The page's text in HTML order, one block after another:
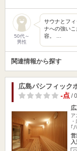
50代～
男性
サウナとフ
ナへの強い
容。 …
関連情報から探す
広島パシフィッ
-点/
ア
｢
営